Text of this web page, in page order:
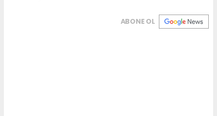
ABONE OL